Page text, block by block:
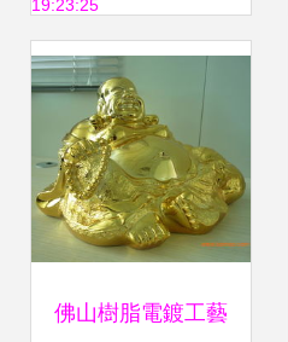
貨
19:23:25
佛山樹脂電鍍工藝